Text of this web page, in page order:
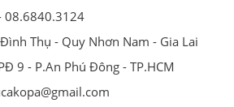
08.6840.3124
Thụ - Quy Nhơn Nam - Gia Lai
9 - P.An Phú Đông - TP.HCM